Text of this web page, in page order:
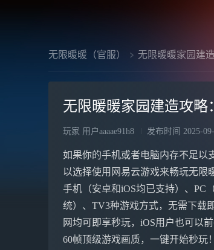
无限暖暖（官服） 无限暖暖家园建
无限暖暖家园建造攻略
玩家 用户aaaae91h8 发布时间 2025-
如果你的手机或者电脑内存不足以
以选择使用网易云游戏来畅玩无限
手机（安卓和iOS均已支持）、PC
统）、TV3种游戏方式，无需下载
网均可即享秒玩，iOS用户也可以
60帧顶级游戏画质，一键开始秒玩